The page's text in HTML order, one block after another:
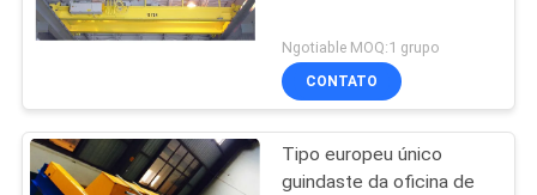
Ngotiable MOQ:1 grupo
CONTATO
Tipo europeu único
guindaste da oficina de